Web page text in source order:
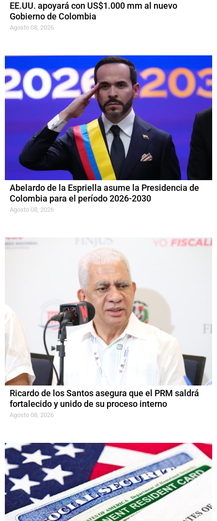
EE.UU. apoyará con US$1.000 mm al nuevo
Gobierno de Colombia
Agosto 08, 2026
Abelardo de la Espriella asume la Presidencia de
Colombia para el período 2026-2030
Agosto 08, 2026
Ricardo de los Santos asegura que el PRM saldrá
fortalecido y unido de su proceso interno
Agosto 08, 2026